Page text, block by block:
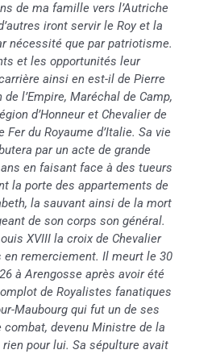
de ma famille vers l’Autriche
iront servir le Roy et la
nécessité que par patriotisme.
et les opportunités leur
ainsi en est-il de Pierre
l’Empire, Maréchal de Camp,
d’Honneur et Chevalier de
Fer du Royaume d’Italie. Sa vie
par un acte de grande
en faisant face à des tueurs
la porte des appartements de
la sauvant ainsi de la mort
de son corps son général.
XVIII la croix de Chevalier
en remerciement. Il meurt le 30
à Arengosse après avoir été
de Royalistes fanatiques
Maubourg qui fut un de ses
combat, devenu Ministre de la
rien pour lui. Sa sépulture avait